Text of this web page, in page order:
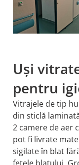
Uși
pentru
Vitrajele de tip
din sticlă
2 camere de aer
pot fi livrate
sigilate în blat
fețele blatului.